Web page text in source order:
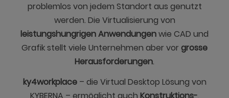
problemlos von jedem Standort aus genutzt
werden. Die Virtualisierung von
leistungshungrigen Anwendungenwie CAD und
Grafik stellt viele Unternehmen aber vor grosse
Herausforderungen.
ky4workplace– die Virtual Desktop Lösung von
KYBERNA – ermöglicht auch Konstruktions-,